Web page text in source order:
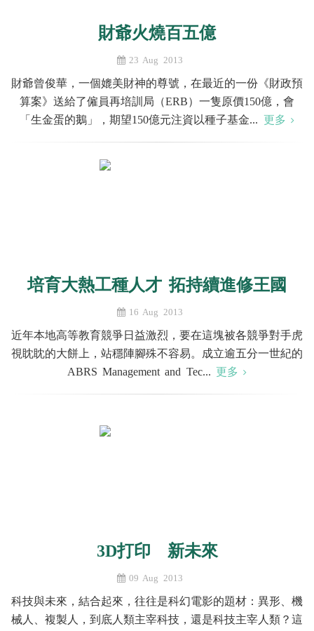
財爺火燒百五億
23 Aug 2013
財爺曾俊華，一個媲美財神的尊號，在最近的一份《財政預
算案》送給了僱員再培訓局（ERB）一隻原價150億，會
「生金蛋的鵝」，期望150億元注資以種子基金... 更多
培育大熱工種人才 拓持續進修王國
16 Aug 2013
近年本地高等教育競爭日益激烈，要在這塊被各競爭對手虎
視眈眈的大餅上，站穩陣腳殊不容易。成立逾五分一世紀的
ABRS Management and Tec... 更多
3D打印 新未來
09 Aug 2013
科技與未來，結合起來，往往是科幻電影的題材：異形、機
械人、複製人，到底人類主宰科技，還是科技主宰人類？這